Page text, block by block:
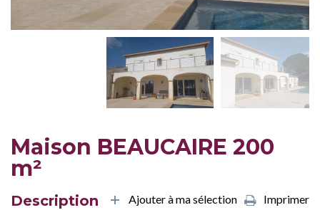
Maison BEAUCAIRE 200
m²
Description Imprimer
Ajouter à ma sélection